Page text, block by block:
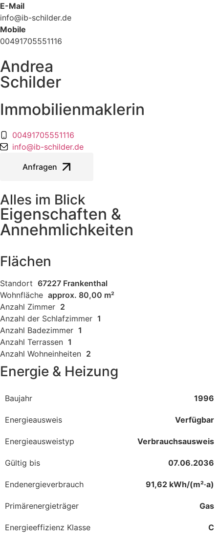
E-Mail
info@ib-schilder.de
Mobile
00491705551116
Andrea
Schilder
Immobilienmaklerin
00491705551116
info@ib-schilder.de
Anfragen
Alles im Blick
Eigenschaften &
Annehmlichkeiten
Flächen
Standort 67227 Frankenthal
Wohnfläche approx. 80,00 m²
Anzahl Zimmer 2
Anzahl der Schlafzimmer 1
Anzahl Badezimmer 1
Anzahl Terrassen 1
Anzahl Wohneinheiten 2
Energie & Heizung
Baujahr 1996
Energieausweis Verfügbar
Energie­ausweistyp Verbrauchsausweis
Gültig bis 07.06.2036
Endenergieverbrauch 91,62 kWh/(m²·a)
Primärenergieträger Gas
Energieeffizienz Klasse C